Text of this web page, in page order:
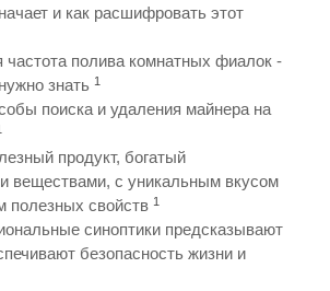
и как расшифровать этот
полива комнатных фиалок -
знать 1
поиска и удаления майнера на
продукт, богатый
веществами, с уникальным вкусом
полезных свойств 1
синоптики предсказывают
безопасность жизни и